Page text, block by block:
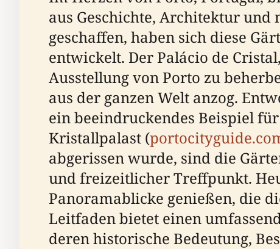
aus Geschichte, Architektur
geschaffen, haben sich diese
entwickelt. Der Palácio de
Ausstellung von Porto zu
aus der ganzen Welt anzog.
ein beeindruckendes Beispiel
Kristallpalast (
abgerissen wurde, sind die
und freizeitlicher Treffpunkt.
Panoramablicke genießen, die
Leitfaden bietet einen
deren historische Bedeutung,